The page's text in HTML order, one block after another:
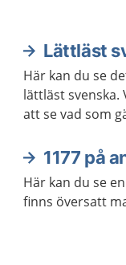
Lättläst
Här kan du se
lättläst
att se vad som
1177 på
Här kan du se
finns översatt